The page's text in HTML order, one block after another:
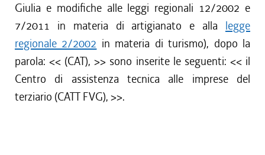
Giulia e modifiche alle leggi regionali 12/2002 e
7/2011 in materia di artigianato e alla legge
regionale 2/2002 in materia di turismo), dopo la
parola: << (CAT), >> sono inserite le seguenti: << il
Centro di assistenza tecnica alle imprese del
terziario (CATT FVG), >>.